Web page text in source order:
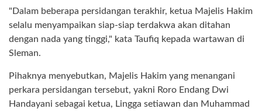
"Dalam beberapa persidangan terakhir, ketua Majelis Hakim
selalu menyampaikan siap-siap terdakwa akan ditahan
dengan nada yang tinggi," kata Taufiq kepada wartawan di
Sleman.
Pihaknya menyebutkan, Majelis Hakim yang menangani
perkara persidangan tersebut, yakni Roro Endang Dwi
Handayani sebagai ketua, Lingga setiawan dan Muhammad